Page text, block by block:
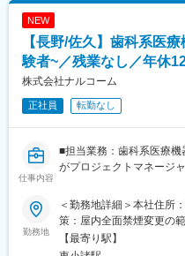
・自動車業界頼みになら
製造装置、データセンタ
経常赤字なし
変更の範囲：会社の定める
※1現場あたり複数名体制
※担当エリアは北信中心、
※公共・民間土木工事の
※将来的には現場や部門
や改善活動にも携わって
■ICT、DX化にも積極的
・ドローン測量や3Dデー
・写真データ自動振り分
・ウェアラブルカメラで
NEW
【長野/佐久】歯科系医
験者~／残業なし／年休
株式会社ナルコーム
正社員 転勤なし
仕事内容
■担当業務：歯科系医療機
がプロジェクトマネージ
ついて、5割が他メンバ
す。年次関係なくアイデ
る環境です。
■担当製品について：主
勤務地
＜勤務地詳細＞本社住所
策：屋内全面禁煙変更の
【最寄り駅】